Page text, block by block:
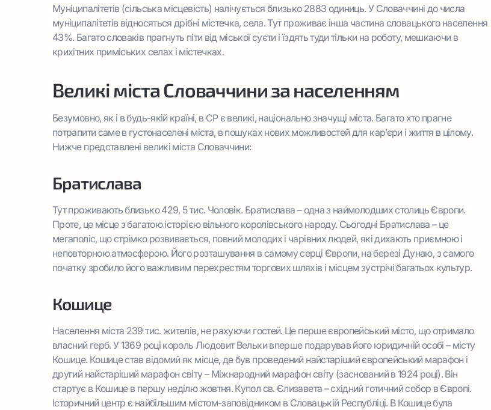
Муніципалітетів (сільська місцевість) налічується близько 2883 одиниць. У Словаччині до числа
муніципалітетів відносяться дрібні містечка, села. Тут проживає інша частина словацького населення
43%. Багато словаків прагнуть піти від міської суєти і їздять туди тільки на роботу, мешкаючи в
крихітних приміських селах і містечках.
Великі міста Словаччини за населенням
Безумовно, як і в будь-якій країні, в СР є великі, національно значущі міста. Багато хто прагне
потрапити саме в густонаселені міста, в пошуках нових можливостей для кар’єри і життя в цілому.
Нижче представлені великі міста Словаччини:
Братислава
Тут проживають близько 429, 5 тис. Чоловік. Братислава – одна з наймолодших столиць Європи.
Проте, це місце з багатою історією вільного королівського народу. Сьогодні Братислава – це
мегаполіс, що стрімко розвивається, повний молодих і чарівних людей, які дихають приємною і
неповторною атмосферою. Його розташування в самому серці Європи, на березі Дунаю, з самого
початку зробило його важливим перехрестям торгових шляхів і місцем зустрічі багатьох культур.
Кошице
Населення міста 239 тис. жителів, не рахуючи гостей. Це перше європейський місто, що отримало
власний герб. У 1369 році король Людовит Вельки вперше подарував його юридичній особі – місту
Кошице. Кошице став відомий як місце, де був проведений найстаріший європейський марафон і
другий найстаріший марафон світу – Міжнародний марафон світу (заснований в 1924 році). Він
стартує в Кошице в першу неділю жовтня. Купол св. Єлизавета – східний готичний собор в Європі.
Історичний центр є найбільшим містом-заповідником в Словацькій Республіці. В Кошице була